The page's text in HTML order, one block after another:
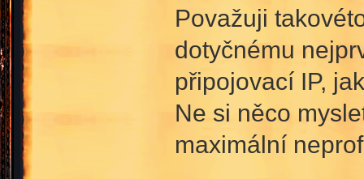
Považuji
dotyčnému
připojovací IP,
Ne si něco
maximální